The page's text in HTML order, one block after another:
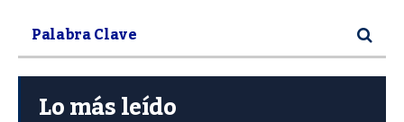
Lo más leído